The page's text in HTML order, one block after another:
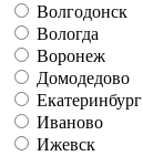
Волгодонск
Вологда
Воронеж
Домодедово
Екатеринбург
Иваново
Ижевск